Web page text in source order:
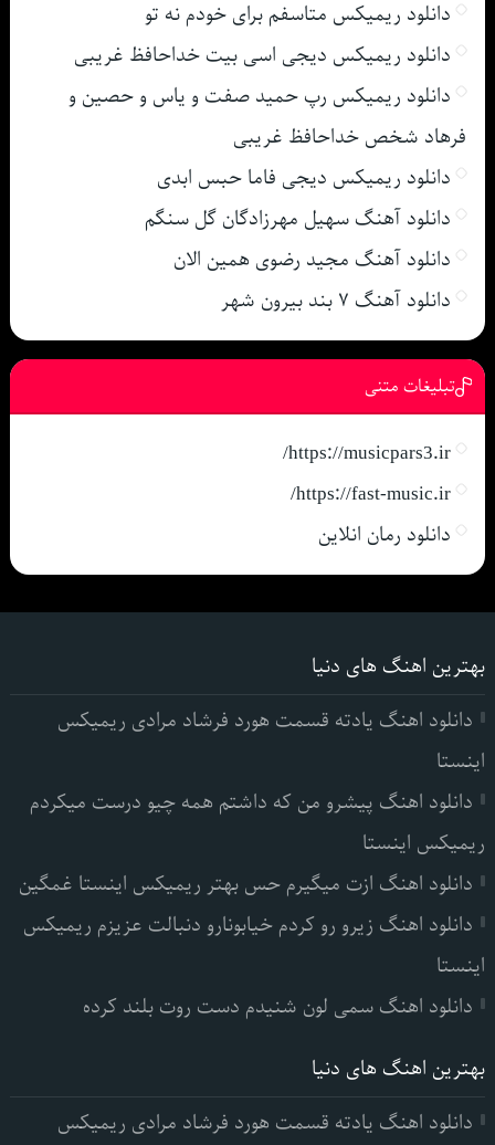
دانلود ریمیکس متاسفم برای خودم نه تو
دانلود ریمیکس دیجی اسی بیت خداحافظ غریبی
دانلود ریمیکس رپ حمید صفت و یاس و حصین و
فرهاد شخص خداحافظ غریبی
دانلود ریمیکس دیجی فاما حبس ابدی
دانلود آهنگ سهیل مهرزادگان گل سنگم
دانلود آهنگ مجید رضوی همین الان
دانلود آهنگ ۷ بند بیرون شهر
تبلیغات متنی
https://musicpars3.ir/
https://fast-music.ir/
دانلود رمان انلاین
بهترین اهنگ های دنیا
دانلود اهنگ یادته قسمت هورد فرشاد مرادی ریمیکس
اینستا
دانلود اهنگ پیشرو من که داشتم همه چیو درست میکردم
ریمیکس اینستا
دانلود اهنگ ازت میگیرم حس بهتر ریمیکس اینستا غمگین
دانلود اهنگ زیرو رو کردم خیابونارو دنبالت عزیزم ریمیکس
اینستا
دانلود اهنگ سمی لون شنیدم دست روت بلند کرده
بهترین اهنگ های دنیا
دانلود اهنگ یادته قسمت هورد فرشاد مرادی ریمیکس